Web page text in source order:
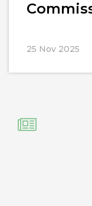
25 Nov 2025